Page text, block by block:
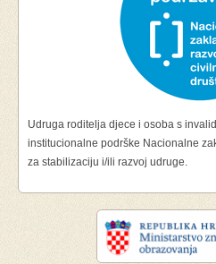
Udruga roditelja djece i osoba s
institucionalne podrške Nacionalne
za stabilizaciju i/ili razvoj udruge.